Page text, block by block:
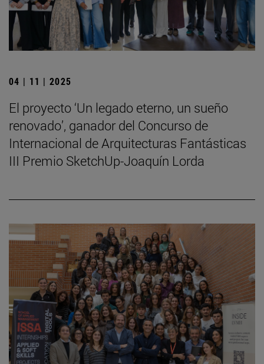
04 | 11 | 2025
El proyecto ‘Un legado eterno, un sueño
renovado’, ganador del Concurso de
Internacional de Arquitecturas Fantásticas
III Premio SketchUp-Joaquín Lorda